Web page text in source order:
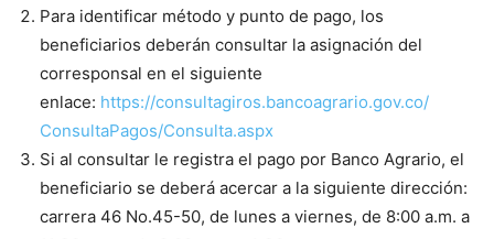
Para identificar método y punto de pago, los
beneficiarios deberán consultar la asignación del
corresponsal en el siguiente
enlace: https://consultagiros.bancoagrario.gov.co/
ConsultaPagos/Consulta.aspx
Si al consultar le registra el pago por Banco Agrario, el
beneficiario se deberá acercar a la siguiente dirección:
carrera 46 No.45-50, de lunes a viernes, de 8:00 a.m. a